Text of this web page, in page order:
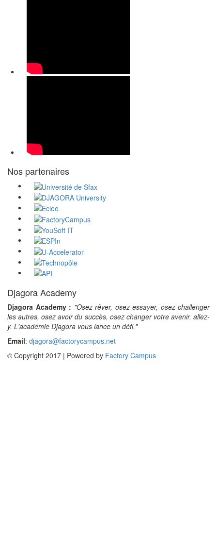
Nos partenaires
Djagora Academy
Djagora Academy : "Osez rêver, osez essayer, osez challenger
les autres, osez avoir du succès, osez changer votre avenir. allez-
y. L'académie Djagora vous lance un défi."
Email: djagora@factorycampus.net
© Copyright 2017 | Powered by Factory Campus